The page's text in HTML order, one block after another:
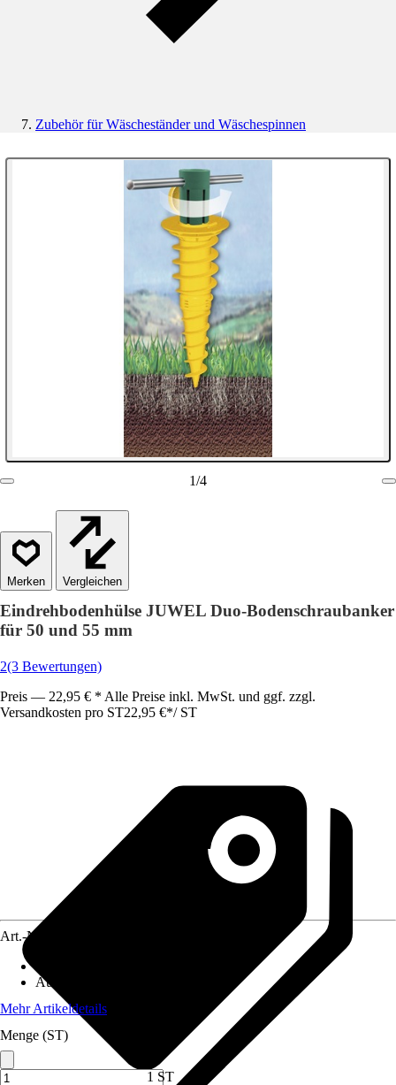
Zubehör für Wäscheständer und Wäschespinnen
1/4
Vergleichen
Eindrehbodenhülse JUWEL Duo-Bodenschraubanker
für 50 und 55 mm
2(3 Bewertungen)
Preis — 22,95 € * Alle Preise inkl. MwSt. und ggf. zzgl.
Versandkosten pro ST22,95 €*/ ST
Art.-Nr.
Ausführung
Mehr Artikeldetails
Menge (ST)
1 ST